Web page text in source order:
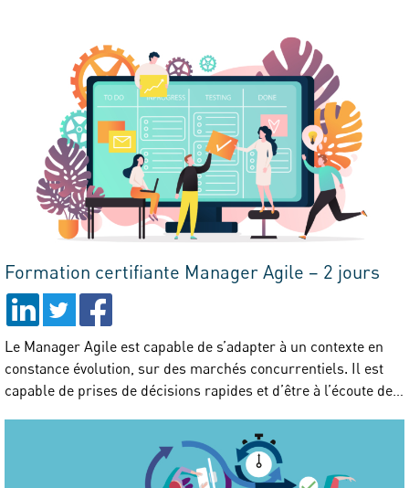
Formation certifiante Manager Agile – 2 jours
Le Manager Agile est capable de s’adapter à un contexte en
constance évolution, sur des marchés concurrentiels. Il est
capable de prises de décisions rapides et d’être à l’écoute de…